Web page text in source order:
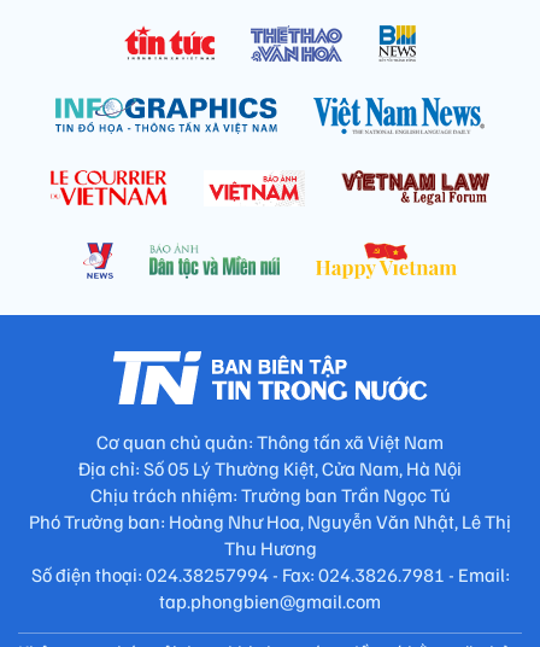
Cơ quan chủ quản: Thông tấn xã Việt Nam
Địa chỉ: Số 05 Lý Thường Kiệt, Cửa Nam, Hà Nội
Chịu trách nhiệm: Trưởng ban Trần Ngọc Tú
Phó Trưởng ban: Hoàng Như Hoa, Nguyễn Văn Nhật, Lê Thị
Thu Hương
Số điện thoại: 024.38257994 - Fax: 024.3826.7981 - Email:
tap.phongbien@gmail.com